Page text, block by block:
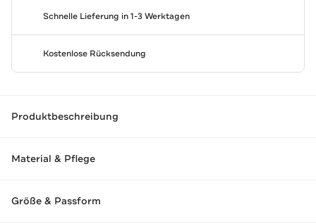
Schnelle Lieferung in 1-3 Werktagen
Kostenlose Rücksendung
Produktbeschreibung
Material & Pflege
Größe & Passform